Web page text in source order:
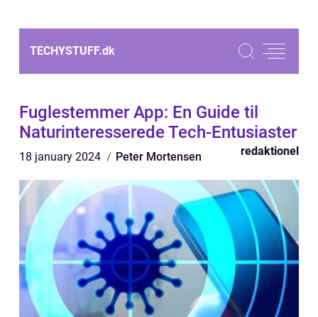
TECHYSTUFF.dk
Fuglestemmer App: En Guide til
Naturinteresserede Tech-Entusiaster
18 january 2024 Peter Mortensen redaktionel